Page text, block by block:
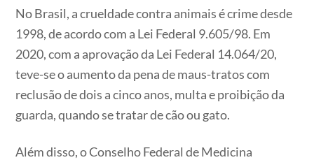
No Brasil, a crueldade contra animais é crime desde
1998, de acordo com a Lei Federal 9.605/98. Em
2020, com a aprovação da Lei Federal 14.064/20,
teve-se o aumento da pena de maus-tratos com
reclusão de dois a cinco anos, multa e proibição da
guarda, quando se tratar de cão ou gato.
Além disso, o Conselho Federal de Medicina